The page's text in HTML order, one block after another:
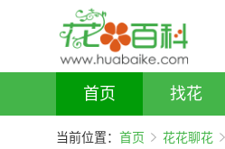
首页 找花
当前位置： 首页 花花聊花